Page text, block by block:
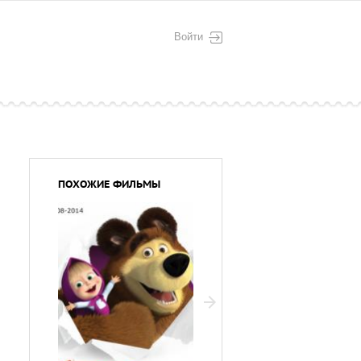
Войти
ПОХОЖИЕ ФИЛЬМЫ